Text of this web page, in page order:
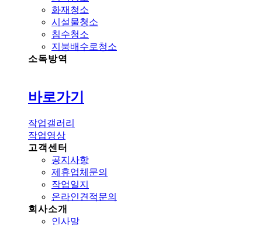
화재청소
시설물청소
침수청소
지붕배수로청소
소독방역
바로가기
작업갤러리
작업영상
고객센터
공지사항
제휴업체문의
작업일지
온라인견적문의
회사소개
인사말